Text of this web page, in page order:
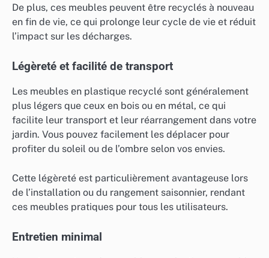
De plus, ces meubles peuvent être recyclés à nouveau
en fin de vie, ce qui prolonge leur cycle de vie et réduit
l’impact sur les décharges.
Légèreté et facilité de transport
Les meubles en plastique recyclé sont généralement
plus légers que ceux en bois ou en métal, ce qui
facilite leur transport et leur réarrangement dans votre
jardin. Vous pouvez facilement les déplacer pour
profiter du soleil ou de l’ombre selon vos envies.
Cette légèreté est particulièrement avantageuse lors
de l’installation ou du rangement saisonnier, rendant
ces meubles pratiques pour tous les utilisateurs.
Entretien minimal